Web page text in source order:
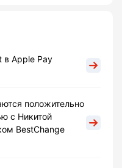
в Apple Pay
положительно
с Никитой
BestChange